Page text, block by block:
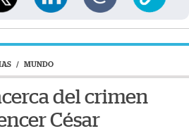
/ MUNDO
del crimen
César